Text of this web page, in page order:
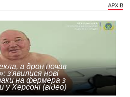
АРХІВ
а дрон почав
з'явилися нові
на фермера з
у Херсоні (відео)